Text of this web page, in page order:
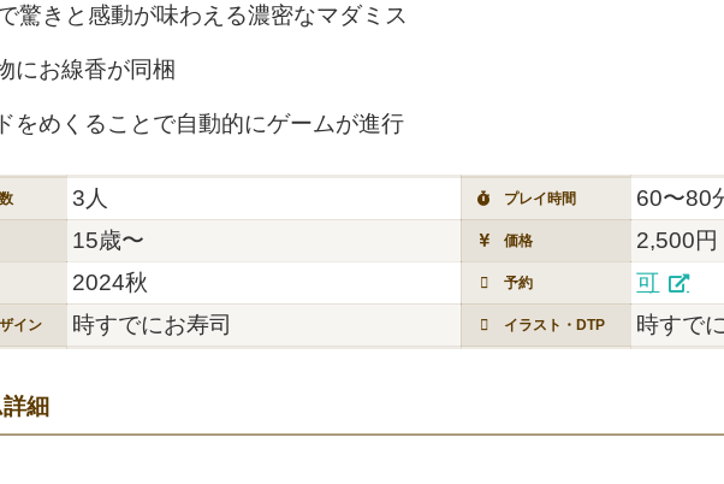
驚きと感動が味わえる濃密なマダミス
にお線香が同梱
をめくることで自動的にゲームが進行
3人 プレイ時間 60〜80
15歳〜 価格 2,500円
2024秋 予約 可
イン 時すでにお寿司 イラスト・DTP 時すで
細